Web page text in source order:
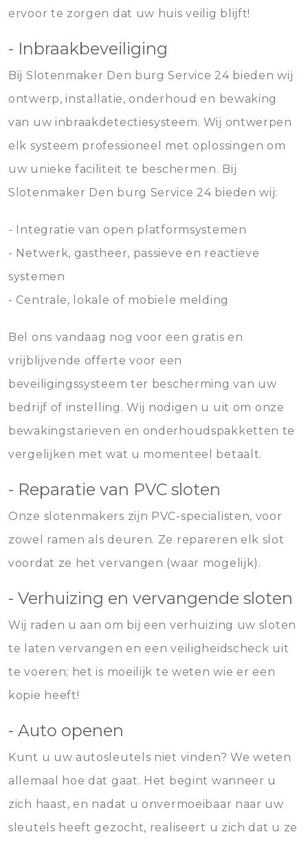
ervoor te zorgen dat uw huis veilig blijft!
- Inbraakbeveiliging
Bij Slotenmaker Den burg Service 24 bieden wij
ontwerp, installatie, onderhoud en bewaking
van uw inbraakdetectiesysteem. Wij ontwerpen
elk systeem professioneel met oplossingen om
uw unieke faciliteit te beschermen. Bij
Slotenmaker Den burg Service 24 bieden wij:
- Integratie van open platformsystemen
- Netwerk, gastheer, passieve en reactieve
systemen
- Centrale, lokale of mobiele melding
Bel ons vandaag nog voor een gratis en
vrijblijvende offerte voor een
beveiligingssysteem ter bescherming van uw
bedrijf of instelling. Wij nodigen u uit om onze
bewakingstarieven en onderhoudspakketten te
vergelijken met wat u momenteel betaalt.
- Reparatie van PVC sloten
Onze slotenmakers zijn PVC-specialisten, voor
zowel ramen als deuren. Ze repareren elk slot
voordat ze het vervangen (waar mogelijk).
- Verhuizing en vervangende sloten
Wij raden u aan om bij een verhuizing uw sloten
te laten vervangen en een veiligheidscheck uit
te voeren; het is moeilijk te weten wie er een
kopie heeft!
- Auto openen
Kunt u uw autosleutels niet vinden? We weten
allemaal hoe dat gaat. Het begint wanneer u
zich haast, en nadat u onvermoeibaar naar uw
sleutels heeft gezocht, realiseert u zich dat u ze